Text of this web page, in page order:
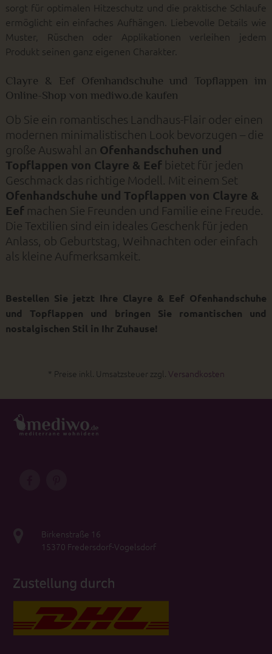
sorgt für optimalen Hitzeschutz und die praktische Schlaufe
ermöglicht ein einfaches Aufhängen. Liebevolle Details wie
Muster, Rüschen oder Applikationen verleihen jedem
Produkt seinen ganz eigenen Charakter.
Clayre & Eef Ofenhandschuhe und Topflappen im
Online-Shop von mediwo.de kaufen
Ob Sie ein romantisches Landhaus-Flair oder einen
modernen minimalistischen Look bevorzugen – die
große Auswahl an Ofenhandschuhen und
Topflappen von Clayre & Eefbietet für jeden
Geschmack das richtige Modell. Mit einem Set
Ofenhandschuhe und Topflappen von Clayre &
Eefmachen Sie Freunden und Familie eine Freude.
Die Textilien sind ein ideales Geschenk für jeden
Anlass, ob Geburtstag, Weihnachten oder einfach
als kleine Aufmerksamkeit.
Bestellen Sie jetzt Ihre Clayre & Eef Ofenhandschuhe
und Topflappen und bringen Sie romantischen und
nostalgischen Stil in Ihr Zuhause!
* Preise inkl. Umsatzsteuer zzgl. Versandkosten
Birkenstraße 16
15370 Fredersdorf-Vogelsdorf